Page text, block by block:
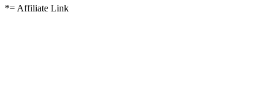
*= Affiliate Link